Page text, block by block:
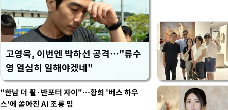
고영욱, 이번엔 박하선 공격…"류수
영 열심히 일해야겠네"
"한남 더 휠·반포터 자이"…황희 '버스 하우
스'에 쏟아진 AI 조롱 밈